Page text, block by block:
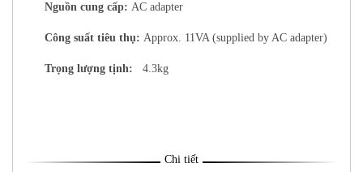
Nguồn cung cấp: AC adapter
Công suất tiêu thụ: Approx. 11VA (supplied by AC adapter)
Trọng lượng tịnh: 4.3kg
Chi tiết